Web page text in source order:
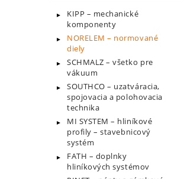
KIPP – mechanické
komponenty
NORELEM – normované
diely
SCHMALZ – všetko pre
vákuum
SOUTHCO – uzatváracia,
spojovacia a polohovacia
technika
MI SYSTEM – hliníkové
profily – stavebnicový
systém
FATH – doplnky
hliníkových systémov